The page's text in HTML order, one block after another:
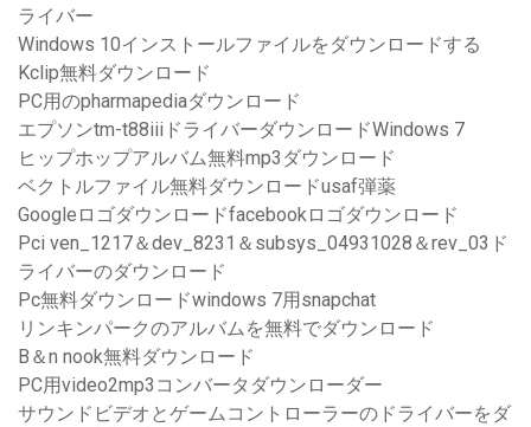
ライバー
Windows 10インストールファイルをダウンロードする
Kclip無料ダウンロード
PC用のpharmapediaダウンロード
エプソンtm-t88iiiドライバーダウンロードWindows 7
ヒップホップアルバム無料mp3ダウンロード
ベクトルファイル無料ダウンロードusaf弾薬
Googleロゴダウンロードfacebookロゴダウンロード
Pci ven_1217＆dev_8231＆subsys_04931028＆rev_03ド
ライバーのダウンロード
Pc無料ダウンロードwindows 7用snapchat
リンキンパークのアルバムを無料でダウンロード
B＆n nook無料ダウンロード
PC用video2mp3コンバータダウンローダー
サウンドビデオとゲームコントローラーのドライバーをダ